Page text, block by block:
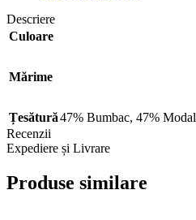
Descriere
Culoare
Mărime
Țesătură47% Bumbac, 47% Modal
Recenzii
Expediere și Livrare
Produse similare